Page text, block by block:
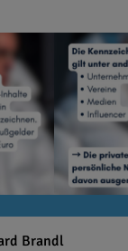
Brandl